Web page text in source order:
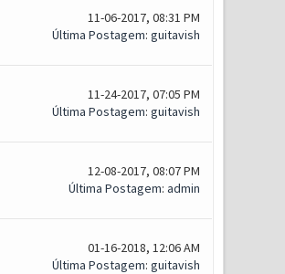
11-06-2017, 08:31 PM
Última Postagem: guitavish
11-24-2017, 07:05 PM
Última Postagem: guitavish
12-08-2017, 08:07 PM
Última Postagem: admin
01-16-2018, 12:06 AM
Última Postagem: guitavish